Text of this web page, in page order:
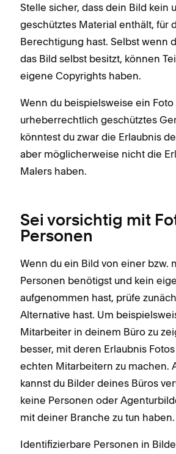
Stelle sicher, dass dein Bild kein
geschütztes Material enthält, für
Berechtigung hast. Selbst wenn
das Bild selbst besitzt, können
eigene Copyrights haben.
Wenn du beispielsweise ein
urheberrechtlich geschütztes
könntest du zwar die Erlaubnis
aber möglicherweise nicht die
Malers haben.
Sei vorsichtig mit
Personen
Wenn du ein Bild von einer bzw.
Personen benötigst und kein
aufgenommen hast, prüfe
Alternative hast. Um
Mitarbeiter in deinem Büro zu
besser, mit deren Erlaubnis
echten Mitarbeitern zu machen.
kannst du Bilder deines Büros
keine Personen oder
mit deiner Branche zu tun haben.
Identifizierbare Personen in